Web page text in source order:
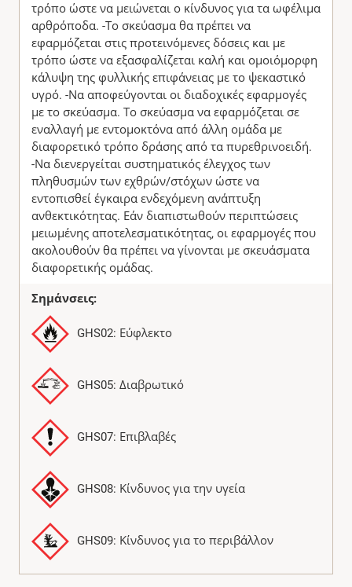
τρόπο ώστε να μειώνεται ο κίνδυνος για τα ωφέλιμα
αρθρόποδα. -Το σκεύασμα θα πρέπει να
εφαρμόζεται στις προτεινόμενες δόσεις και με
τρόπο ώστε να εξασφαλίζεται καλή και ομοιόμορφη
κάλυψη της φυλλικής επιφάνειας με το ψεκαστικό
υγρό. -Να αποφεύγονται οι διαδοχικές εφαρμογές
με το σκεύασμα. Το σκεύασμα να εφαρμόζεται σε
εναλλαγή με εντομοκτόνα από άλλη ομάδα με
διαφορετικό τρόπο δράσης από τα πυρεθρινοειδή.
-Να διενεργείται συστηματικός έλεγχος των
πληθυσμών των εχθρών/στόχων ώστε να
εντοπισθεί έγκαιρα ενδεχόμενη ανάπτυξη
ανθεκτικότητας. Εάν διαπιστωθούν περιπτώσεις
μειωμένης αποτελεσματικότητας, οι εφαρμογές που
ακολουθούν θα πρέπει να γίνονται με σκευάσματα
διαφορετικής ομάδας.
Σημάνσεις:
GHS02: Εύφλεκτο
GHS05: Διαβρωτικό
GHS07: Επιβλαβές
GHS08: Κίνδυνος για την υγεία
GHS09: Κίνδυνος για το περιβάλλον